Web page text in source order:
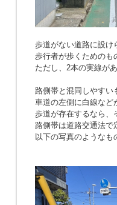
歩道がない道路に設け
歩行者が歩くためのも
ただし、2本の実線が
路側帯と混同しやすい
車道の左側に白線など
歩道が存在するなら、
路側帯は道路交通法で
以下の写真のようなも